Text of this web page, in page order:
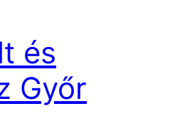
és
Győr